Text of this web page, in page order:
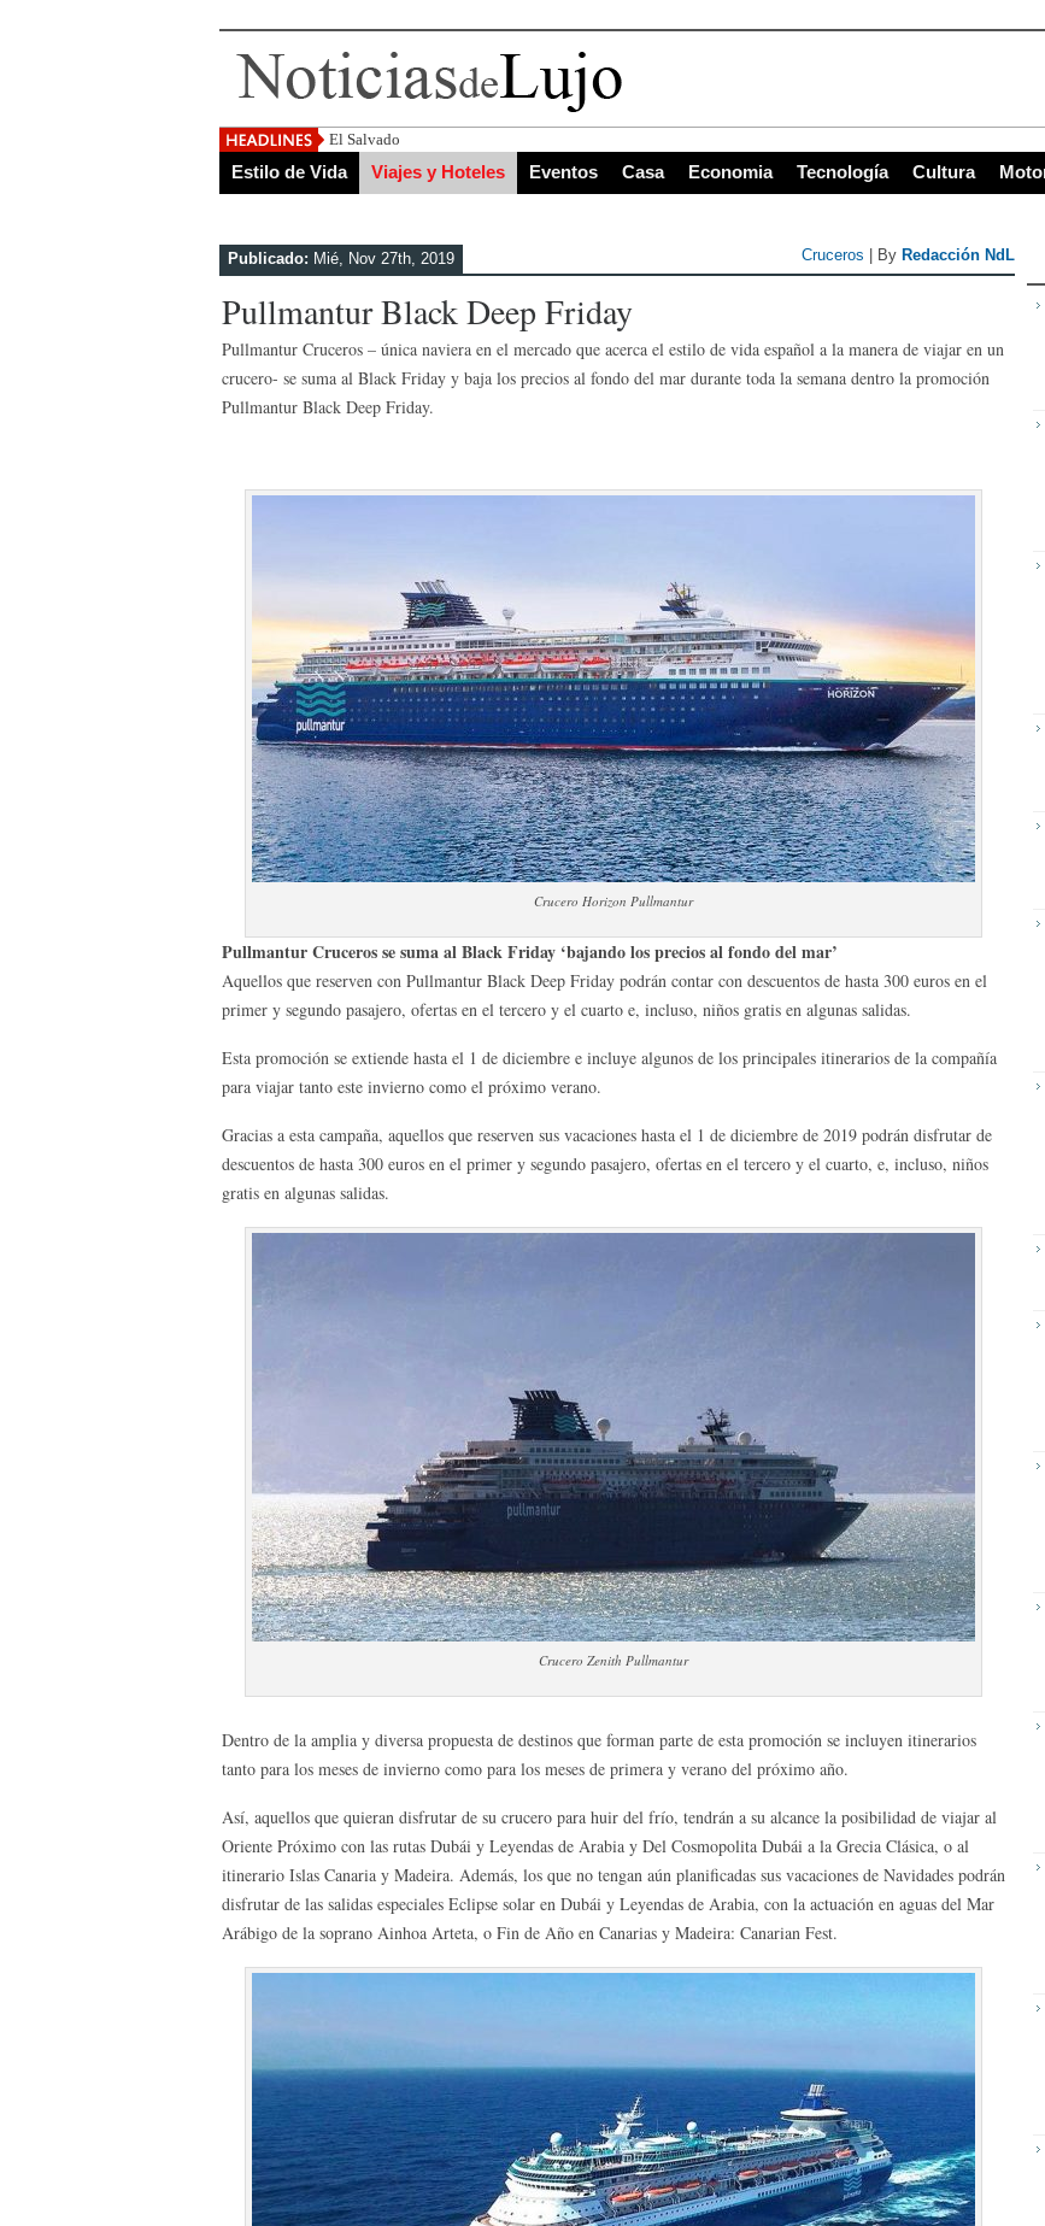
El Salvador, uno de los destinos con mayor
Estilo de Vida Viajes y Hoteles Eventos Casa Economia Tecnología Cultura
Publicado: Mié, Nov 27th, 2019 Cruceros | By Redacción NdL
Pullmantur Black Deep Friday
Pullmantur Cruceros – única naviera en el mercado que acerca el estilo de vida español a la manera de viajar en un
crucero- se suma al Black Friday y baja los precios al fondo del mar durante toda la semana dentro la promoción
Pullmantur Black Deep Friday.
Crucero Horizon Pullmantur
Pullmantur Cruceros se suma al Black Friday ‘bajando los precios al fondo del mar’
Aquellos que reserven con Pullmantur Black Deep Friday podrán contar con descuentos de hasta 300 euros en el
primer y segundo pasajero, ofertas en el tercero y el cuarto e, incluso, niños gratis en algunas salidas.
Esta promoción se extiende hasta el 1 de diciembre e incluye algunos de los principales itinerarios de la compañía
para viajar tanto este invierno como el próximo verano.
Gracias a esta campaña, aquellos que reserven sus vacaciones hasta el 1 de diciembre de 2019 podrán disfrutar de
descuentos de hasta 300 euros en el primer y segundo pasajero, ofertas en el tercero y el cuarto, e, incluso, niños
gratis en algunas salidas.
Crucero Zenith Pullmantur
Dentro de la amplia y diversa propuesta de destinos que forman parte de esta promoción se incluyen itinerarios
tanto para los meses de invierno como para los meses de primera y verano del próximo año.
Así, aquellos que quieran disfrutar de su crucero para huir del frío, tendrán a su alcance la posibilidad de viajar al
Oriente Próximo con las rutas Dubái y Leyendas de Arabia y Del Cosmopolita Dubái a la Grecia Clásica, o al
itinerario Islas Canaria y Madeira. Además, los que no tengan aún planificadas sus vacaciones de Navidades podrán
disfrutar de las salidas especiales Eclipse solar en Dubái y Leyendas de Arabia, con la actuación en aguas del Mar
Arábigo de la soprano Ainhoa Arteta, o Fin de Año en Canarias y Madeira: Canarian Fest.